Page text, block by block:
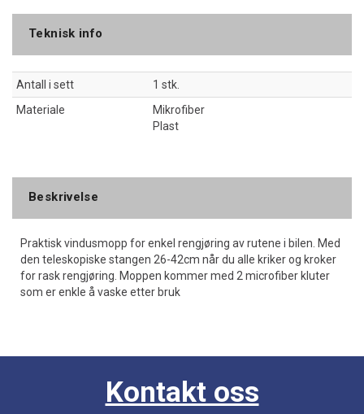
Teknisk info
Antall i sett
1 stk.
Materiale
Mikrofiber
Plast
Beskrivelse
Praktisk vindusmopp for enkel rengjøring av rutene i bilen. Med
den teleskopiske stangen 26-42cm når du alle kriker og kroker
for rask rengjøring. Moppen kommer med 2 microfiber kluter
som er enkle å vaske etter bruk
Kontakt oss